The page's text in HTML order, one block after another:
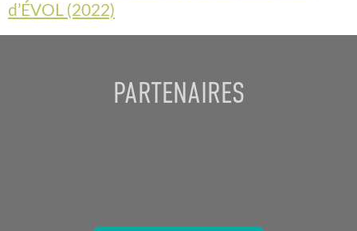
d’ÉVOL (2022)
PARTENAIRES